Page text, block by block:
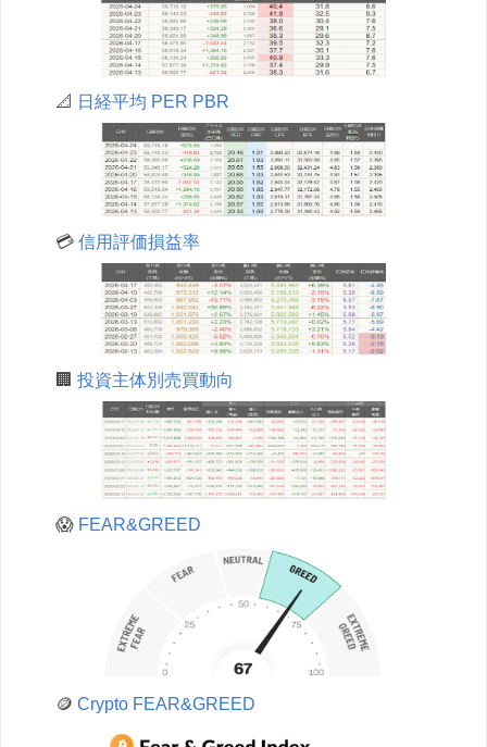
📐 日経平均 PER PBR
💳 信用評価損益率
🏢 投資主体別売買動向
😱 FEAR&GREED
🪙 Crypto FEAR&GREED